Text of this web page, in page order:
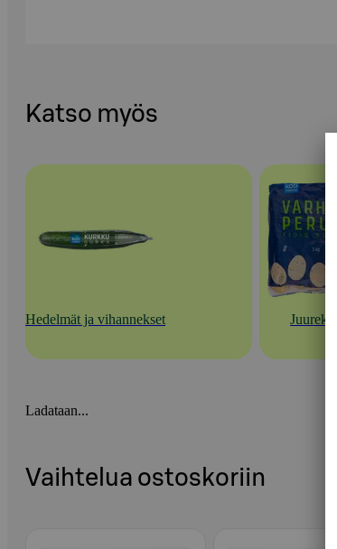
Katso myös
Hedelmät ja vihannekset Juurekset
Ladataan...
Vaihtelua ostoskoriin